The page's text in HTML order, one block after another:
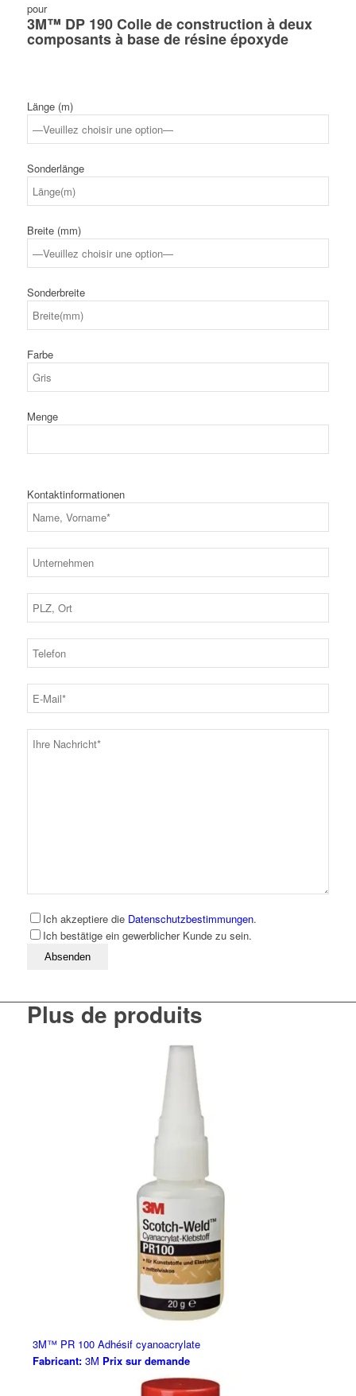
pour
3M™ DP 190 Colle de construction à deux
composants à base de résine époxyde
Länge (m)
Sonderlänge
Breite (mm)
Sonderbreite
Farbe
Menge
Kontaktinformationen
Ich akzeptiere die Datenschutzbestimmungen.
Ich bestätige ein gewerblicher Kunde zu sein.
Bitte lassen Sie dieses Feld leer
Plus de produits
3M™ PR 100 Adhésif cyanoacrylate
Fabricant:3M Prix sur demande